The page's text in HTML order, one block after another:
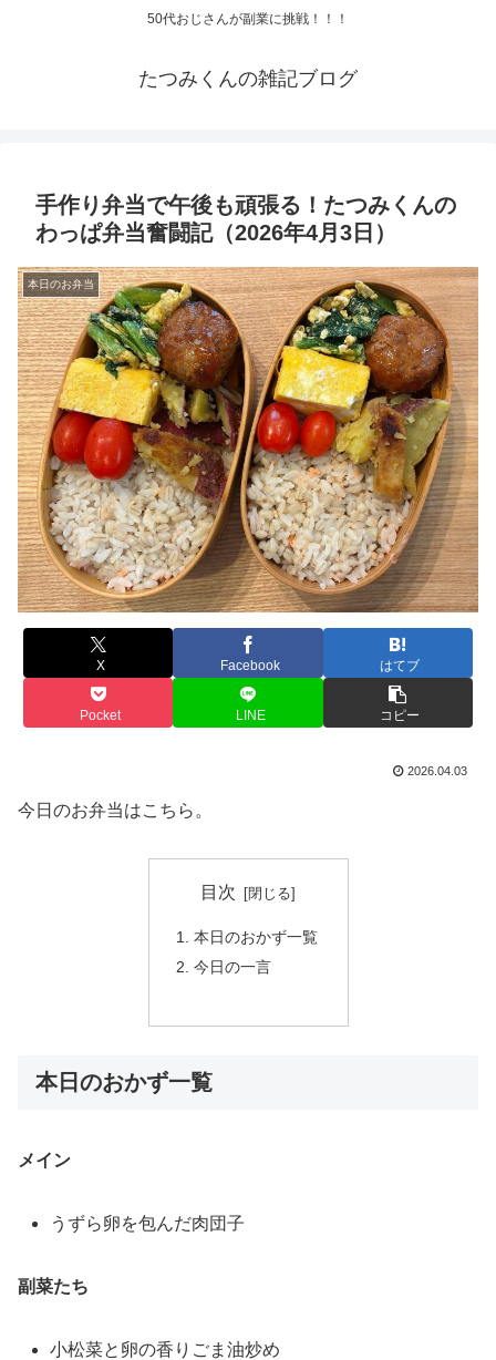
50代おじさんが副業に挑戦！！！
たつみくんの雑記ブログ
手作り弁当で午後も頑張る！たつみくんの
わっぱ弁当奮闘記（2026年4月3日）
本日のお弁当
X Facebook はてブ
Pocket LINE コピー
2026.04.03
今日のお弁当はこちら。
目次
本日のおかず一覧
今日の一言
本日のおかず一覧
メイン
うずら卵を包んだ肉団子
副菜たち
小松菜と卵の香りごま油炒め